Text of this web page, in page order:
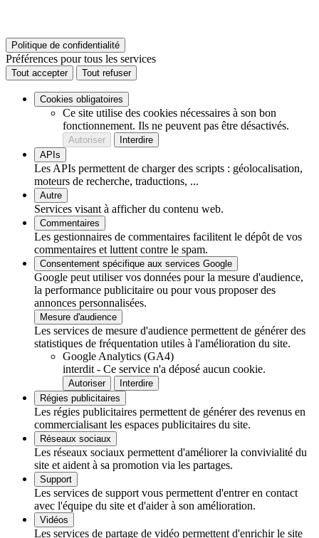
Politique de confidentialité
Préférences pour tous les services
Tout accepter Tout refuser
Cookies obligatoires
Ce site utilise des cookies nécessaires à son bon
fonctionnement. Ils ne peuvent pas être désactivés.
Autoriser
Interdire
APIs
Les APIs permettent de charger des scripts : géolocalisation,
moteurs de recherche, traductions, ...
Autre
Services visant à afficher du contenu web.
Commentaires
Les gestionnaires de commentaires facilitent le dépôt de vos
commentaires et luttent contre le spam.
Consentement spécifique aux services Google
Google peut utiliser vos données pour la mesure d'audience,
la performance publicitaire ou pour vous proposer des
annonces personnalisées.
Mesure d'audience
Les services de mesure d'audience permettent de générer des
statistiques de fréquentation utiles à l'amélioration du site.
Google Analytics (GA4)
interdit - Ce service n'a déposé aucun cookie.
Autoriser
Interdire
Régies publicitaires
Les régies publicitaires permettent de générer des revenus en
commercialisant les espaces publicitaires du site.
Réseaux sociaux
Les réseaux sociaux permettent d'améliorer la convivialité du
site et aident à sa promotion via les partages.
Support
Les services de support vous permettent d'entrer en contact
avec l'équipe du site et d'aider à son amélioration.
Vidéos
Les services de partage de vidéo permettent d'enrichir le site